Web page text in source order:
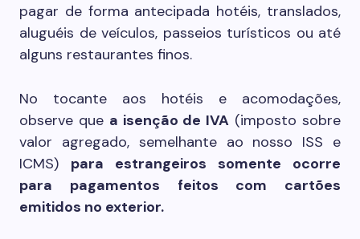
pagar de forma antecipada hotéis, translados,
aluguéis de veículos, passeios turísticos ou até
alguns restaurantes finos.
No tocante aos hotéis e acomodações,
observe que a isenção de IVA (imposto sobre
valor agregado, semelhante ao nosso ISS e
ICMS) para estrangeiros somente ocorre
para pagamentos feitos com cartões
emitidos no exterior.